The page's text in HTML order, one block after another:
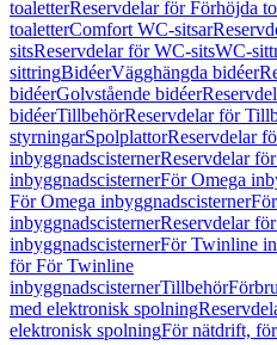
toaletterReservdelar för Förhöjda
toaletterComfort WC-sitsar
sitsReservdelar för WC-sitsWC-
sittringBidéerVägghängda bidéer
bidéerGolvstående bidéer
bidéerTillbehörReservdelar för
styrningarSpolplattorReservdelar
inbyggnadscisternerReservdelar
inbyggnadscisternerFör Omega
För Omega inbyggnadscisterner
inbyggnadscisternerReservdelar
inbyggnadscisternerFör Twinline
för För Twinline
inbyggnadscisternerTillbehör
med elektronisk spolning
elektronisk spolningFör nätdrift,